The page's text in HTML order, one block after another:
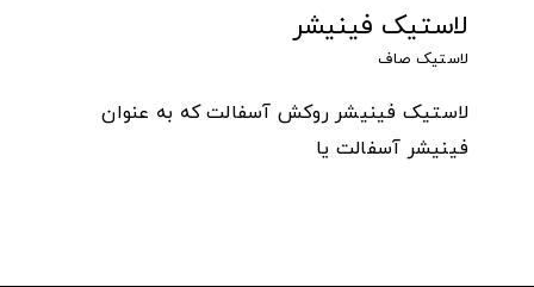
لاستیک فینیشر
لاستیک صاف
لاستیک فینیشر روکش آسفالت که به عنوان
فینیشر آسفالت یا